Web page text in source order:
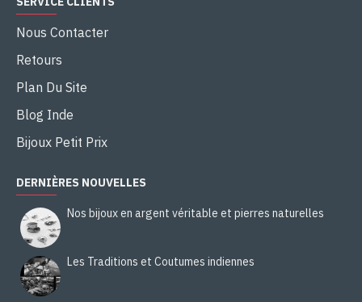
Nous Contacter
Retours
Plan Du Site
Blog Inde
Bijoux Petit Prix
DERNIÈRES NOUVELLES
Nos bijoux en argent véritable et pierres naturelles
Les Traditions et Coutumes indiennes